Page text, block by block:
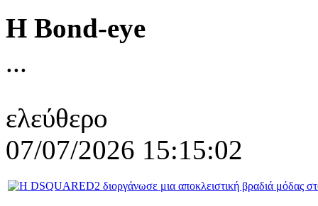
Η Bond-eye
...
ελεύθερο
07/07/2026 15:15:02